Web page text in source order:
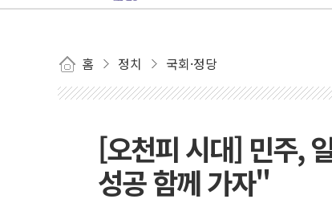
홈 정치 국회·정당
[오천피 시대] 민주,
성공 함께 가자"